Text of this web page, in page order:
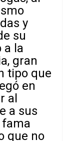
y
su
a la
gran
tipo que
en
al
a sus
que no